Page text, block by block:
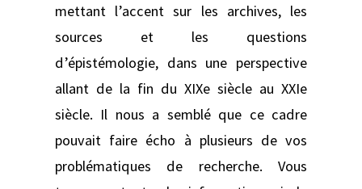
mettant l’accent sur les archives, les
sources et les questions
d’épistémologie, dans une perspective
allant de la fin du XIXe siècle au XXIe
siècle. Il nous a semblé que ce cadre
pouvait faire écho à plusieurs de vos
problématiques de recherche. Vous